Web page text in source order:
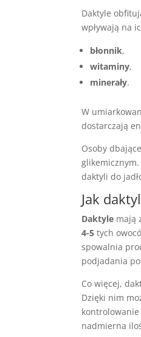
Daktyle
wpływają na
błonnik,
witaminy,
minerały.
W
dostarczają
Osoby
glikemicznym.
daktyli do
Jak
Daktyle mają
4-5 tych
spowalnia
podjadania
Co więcej,
Dzięki nim
nadmierna